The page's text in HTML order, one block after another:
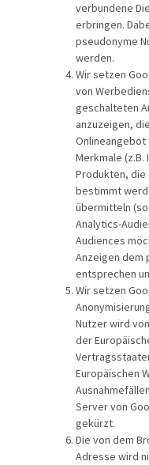
verbundene
erbringen.
pseudonyme
werden.
Wir setzen
von
geschalteten
anzuzeigen,
Merkmale
Produkten, die
bestimmt
übermitteln
Analytics-
Audiences
Anzeigen dem
entsprechen
Wir setzen
Nutzer wird
der
Europäischen
Server von
gekürzt.
Die von dem
Adresse wird